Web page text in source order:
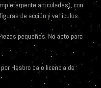
articuladas), con
de acción y vehículos.
pequeñas. No apto para
Hasbro bajo licencia de